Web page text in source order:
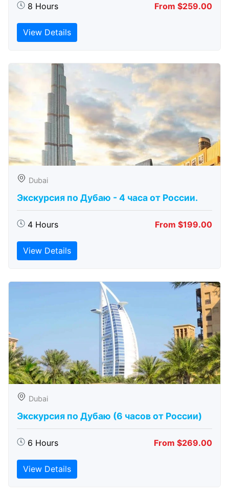
8 Hours From $259.00
View Details
Dubai
Экскурсия по Дубаю - 4 часа от России.
4 Hours From $199.00
View Details
Dubai
Экскурсия по Дубаю (6 часов от России)
6 Hours From $269.00
View Details